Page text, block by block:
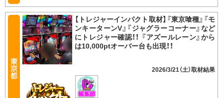
【トレジャーインパクト取材】『東京喰種』『モ
ンキーターンV』『ジャグラーコーナー』など
にトレジャー確認！！ 『アズールレーン』から
は10,000ptオーバー台も出現！！
2026/3/21（土）